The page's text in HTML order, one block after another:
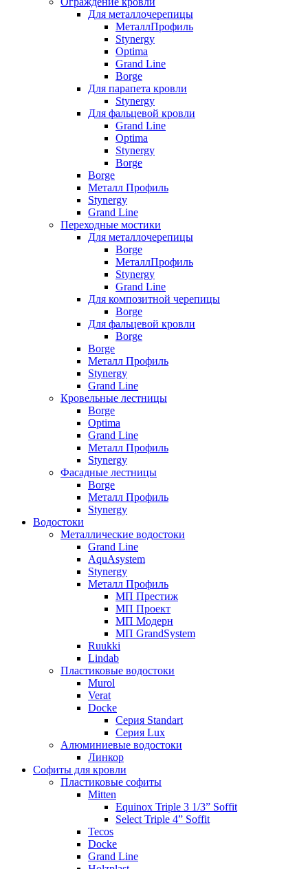
Для металлочерепицы
МеталлПрофиль
Stynergy
Optima
Grand Line
Borge
Для парапета кровли
Stynergy
Для фальцевой кровли
Grand Line
Optima
Stynergy
Borge
Borge
Металл Профиль
Stynergy
Grand Line
Переходные мостики
Для металлочерепицы
Borge
МеталлПрофиль
Stynergy
Grand Line
Для композитной черепицы
Borge
Для фальцевой кровли
Borge
Borge
Металл Профиль
Stynergy
Grand Line
Кровельные лестницы
Borge
Optima
Grand Line
Металл Профиль
Stynergy
Фасадные лестницы
Borge
Металл Профиль
Stynergy
Водостоки
Металлические водостоки
Grand Line
AquAsystem
Stynergy
Металл Профиль
МП Престиж
МП Проект
МП Модерн
МП GrandSystem
Ruukki
Lindab
Пластиковые водостоки
Murol
Verat
Docke
Серия Standart
Серия Lux
Алюминиевые водостоки
Линкор
Софиты для кровли
Пластиковые софиты
Mitten
Equinox Triple 3 1/3” Soffit
Select Triple 4” Soffit
Tecos
Docke
Grand Line